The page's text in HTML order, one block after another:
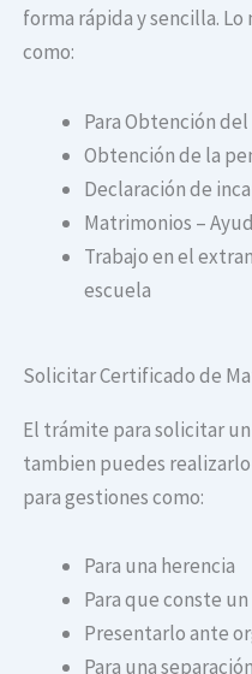
forma rápida y sencilla.
como:
Para Obtención
Obtención de la
Declaración de
Matrimonios –
Trabajo en el
escuela
Solicitar Certificado de
El trámite para solicitar
tambien puedes
para gestiones como:
Para una herencia
Para que conste
Presentarlo ante
Para una